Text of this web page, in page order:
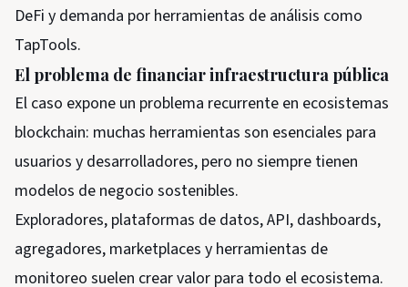
DeFi y demanda por herramientas de análisis como
TapTools.
El problema de financiar infraestructura pública
El caso expone un problema recurrente en ecosistemas
blockchain: muchas herramientas son esenciales para
usuarios y desarrolladores, pero no siempre tienen
modelos de negocio sostenibles.
Exploradores, plataformas de datos, API, dashboards,
agregadores, marketplaces y herramientas de
monitoreo suelen crear valor para todo el ecosistema.